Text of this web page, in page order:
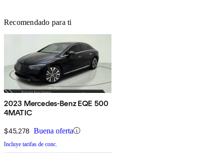
Recomendado para ti
2023 Mercedes-Benz EQE 500
4MATIC
$45,278 Buena oferta
Incluye tarifas de conc.